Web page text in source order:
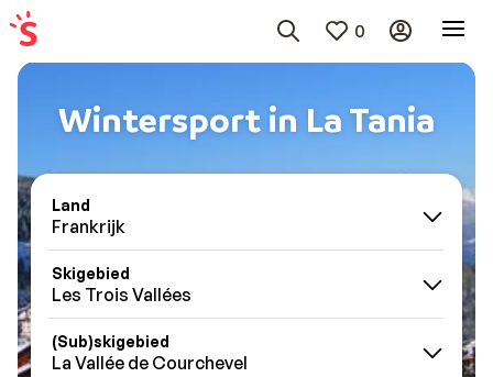
0
Wintersport in La Tania
Land
Frankrijk
Skigebied
Les Trois Vallées
(Sub)skigebied
La Vallée de Courchevel